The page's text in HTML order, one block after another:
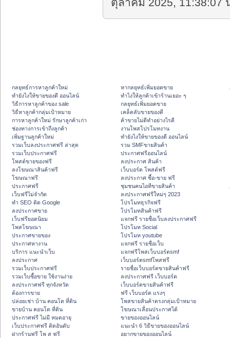
ตุลาคม 2025, 11:38:07
กลยุทธ์การหาลูกค้าใหม่
ทํายังไงให้ขายของดี ออนไลน์
วิธีการหาลูกค้าของ sale
วิธีหาลูกค้ากลุ่มเป้าหมาย
การหาลูกค้าใหม่ รักษาลูกค้าเก่า
ช่องทางการเข้าถึงลูกค้า
เพิ่มฐานลูกค้าใหม่
รวมเว็บลงประกาศฟรี ล่าสุด
รวมเว็บประกาศฟรี
โพสต์ขายของฟรี
ลงโฆษณาสินค้าฟรี
โฆษณาฟรี
ประกาศฟรี
เว็บฟรีไม่จำกัด
ทำ SEO ติด Google
ลงประกาศขาย
เว็บฟรียอดนิยม
โพสโฆษณา
ประกาศขายของ
ประกาศหางาน
บริการ แนะนำเว็บ
ลงประกาศ
รวมเว็บประกาศฟรี
รวมเว็บซื้อขาย ใช้งานง่าย
ลงประกาศฟรี ทุกจังหวัด
ต้องการขาย
ปล่อยเช่า บ้าน คอนโด ที่ดิน
ขายบ้าน คอนโด ที่ดิน
ประกาศฟรี ไม่มี หมดอายุ
เว็บประกาศฟรี ติดอันดับ
ฝากร้านฟรี โพ ส ฟรี
หากลยุทธ์เพิ่มยอดขาย
ทําไงให้ลูกค้าเข้าร้านเยอะ ๆ
กลยุทธ์เพิ่มยอดขาย
เคล็ดลับขายของดี
ค้าขายไม่ดีทำอย่างไรดี
งานโพสโปรโมทงาน
ทํายังไงให้ขายของดี ออนไลน์
รวม SMFขายสินค้า
ประกาศฟรีออนไลน์
ลงประกาศ สินค้า
เว็บบอร์ด โพสต์ฟรี
ลงประกาศ ซื้อ-ขาย ฟรี
ชุมชนคนไอทีขายสินค้า
ลงประกาศฟรีใหม่ๆ 2023
โปรโมทธุรกิจฟรี
โปรโมทสินค้าฟรี
แจกฟรี รายชื่อเว็บลงประกาศฟรี
โปรโมท Social
โปรโมท youtube
แจกฟรี รายชื่อเว็บ
แจกฟรีโพสเว็บบอร์ดsmf
เว็บบอร์ดsmfโพสฟรี
รายชื่อเว็บบอร์ดขายสินค้าฟรี
ลงประกาศฟรี เว็บบอร์ด
เว็บบอร์ดขายสินค้าฟรี
ฟรี เว็บบอร์ด แรงๆ
โพสขายสินค้าตรงกลุ่มเป้าหมาย
โฆษณาเลื่อนประกาศได้
ขายของออนไลน์
แนะนำ 6 วิธีขายของออนไลน์
อยากขายของออนไลน์